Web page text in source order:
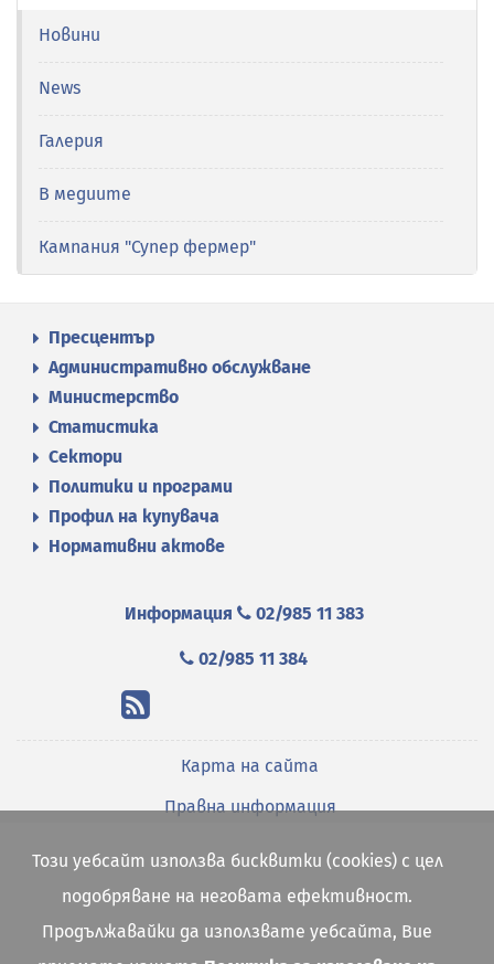
Новини
News
Галерия
В медиите
Кампания "Супер фермер"
Пресцентър
Административно обслужване
Министерство
Статистика
Сектори
Политики и програми
Профил на купувача
Нормативни актове
Информация 02/985 11 383
02/985 11 384
Карта на сайта
Правна информация
Този уебсайт използва бисквитки (cookies) с цел
подобряване на неговата ефективност.
Продължавайки да използвате уебсайта, Вие